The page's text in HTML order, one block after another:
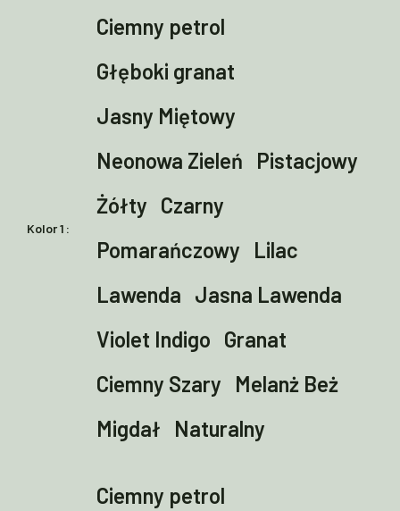
Kolor 1
Ciemny petrol
Głęboki granat
Jasny Miętowy
Neonowa Zieleń
Pistacjowy
Żółty Czarny
Pomarańczowy
Lilac
Lawenda Jasna Lawenda
Violet Indigo Granat
Ciemny Szary
Melanż Beż
Migdał
Naturalny
Ciemny petrol